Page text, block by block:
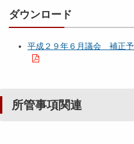
ダウンロード
平成２９年６月議会 補正
所管事項関連
２
月
事